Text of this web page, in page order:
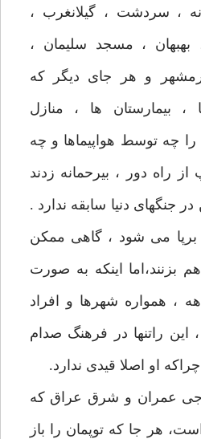
، سردشت ، گیلانغرب ،
بهبهان ، مسجد سلیمان ،
و هر جای دیگر که
، بیمارستان ها ، منازل
چه توسط هواپیماها و چه
راه دور ، بیرحمانه زدند
در جنگهای دنیا سابقه ندارد .
می شود ، گاهی ممکن
بزنند،‌اما اینکه به صورت
۱۰-۲۰ ماهه ، همواره شهرها و افراد
این راتنها در فرهنگ صدام
او اصلا قیدی ندارد.
عمران و شرق عراق که
هر جا که توپمان را باز